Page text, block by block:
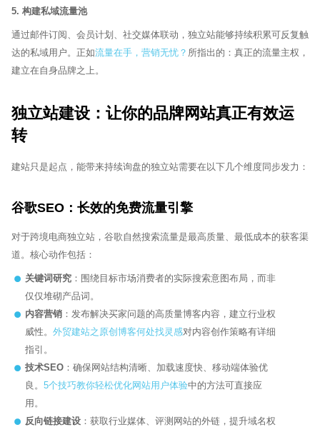
5. 构建私域流量池
通过邮件订阅、会员计划、社交媒体联动，独立站能够持续积累可反复触
达的私域用户。正如流量在手，营销无忧？ 所指出的：真正的流量主权，
建立在自身品牌之上。
独立站建设：让你的品牌网站真正有效运
转
建站只是起点，能带来持续询盘的独立站需要在以下几个维度同步发力：
谷歌SEO：长效的免费流量引擎
对于跨境电商独立站，谷歌自然搜索流量是最高质量、最低成本的获客渠
道。核心动作包括：
关键词研究 ：围绕目标市场消费者的实际搜索意图布局，而非
仅仅堆砌产品词。
内容营销 ：发布解决买家问题的高质量博客内容，建立行业权
威性。外贸建站之原创博客何处找灵感对内容创作策略有详细
指引。
技术SEO ：确保网站结构清晰、加载速度快、移动端体验优
良。5个技巧教你轻松优化网站用户体验中的方法可直接应
用。
反向链接建设 ：获取行业媒体、评测网站的外链，提升域名权